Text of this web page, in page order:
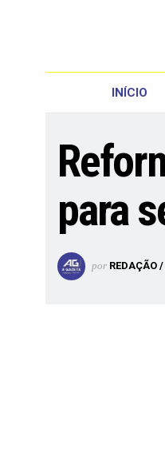
INÍCIO
para
por REDAÇÃO